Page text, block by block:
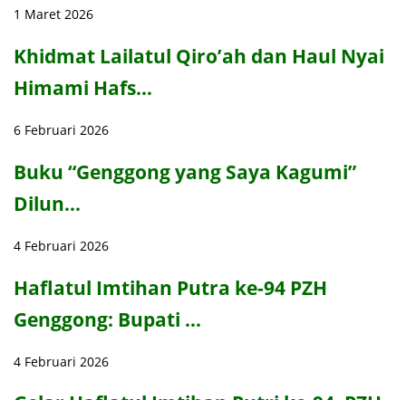
1 Maret 2026
Khidmat Lailatul Qiro’ah dan Haul Nyai
Himami Hafs…
6 Februari 2026
Buku “Genggong yang Saya Kagumi”
Dilun…
4 Februari 2026
Haflatul Imtihan Putra ke-94 PZH
Genggong: Bupati …
4 Februari 2026